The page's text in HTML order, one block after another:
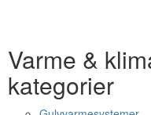
Varme &
kategorier